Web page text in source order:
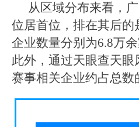
从区域分布来看，
位居首位，排在其后
企业数量分别为6.8万
此外，通过天眼查天
赛事相关企业约占总数